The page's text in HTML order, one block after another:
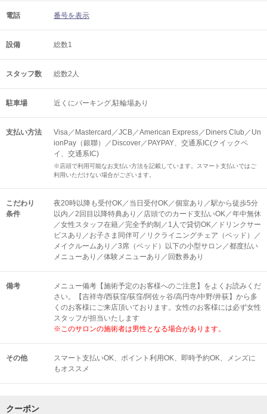
電話 番号を表示
設備 総数1
スタッフ数 総数2人
駐車場 近くにパーキング,駐輪場あり
支払い方法
Visa／Mastercard／JCB／American Express／Diners Club／Un
ionPay（銀聯）／Discover／PAYPAY、交通系IC(クイックペ
イ、交通系IC)
※店頭で利用可能なお支払い方法を記載しています。スマート支払いではご
利用いただけない場合がございます。
こだわり
条件
夜20時以降も受付OK／当日受付OK／個室あり／駅から徒歩5分
以内／2回目以降特典あり／店頭でのカード支払いOK／年中無休
／女性スタッフ在籍／完全予約制／1人で貸切OK／ドリンクサー
ビスあり／お子さま同伴可／リクライニングチェア（ベッド）／
メイクルームあり／3席（ベッド）以下の小型サロン／都度払い
メニューあり／体験メニューあり／回数券あり
備考
メニュー備考【施術予定のお客様へのご注意】をよくお読みくだ
さい。【吉祥寺/西荻窪/荻窪/阿佐ヶ谷/高円寺/中野/井荻】から多
くのお客様にご来店頂いております。女性のお客様には必ず女性
スタッフが担当いたします
※このサロンの施術者は男性となる場合があります。
その他 スマート支払いOK ポイント利用OK 即時予約OK
メンズに
もオススメ
クーポン